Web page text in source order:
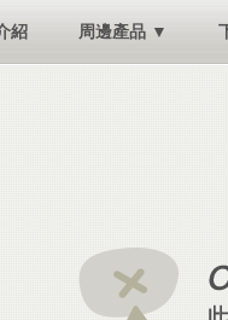
紹 周邊產品 ▼